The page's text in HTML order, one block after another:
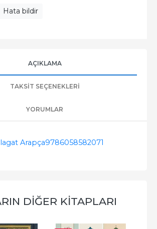
Hata bildir
AÇIKLAMA
TAKSIT SEÇENEKLERI
YORUMLAR
Arapça9786058582071
DIĞER KITAPLARI